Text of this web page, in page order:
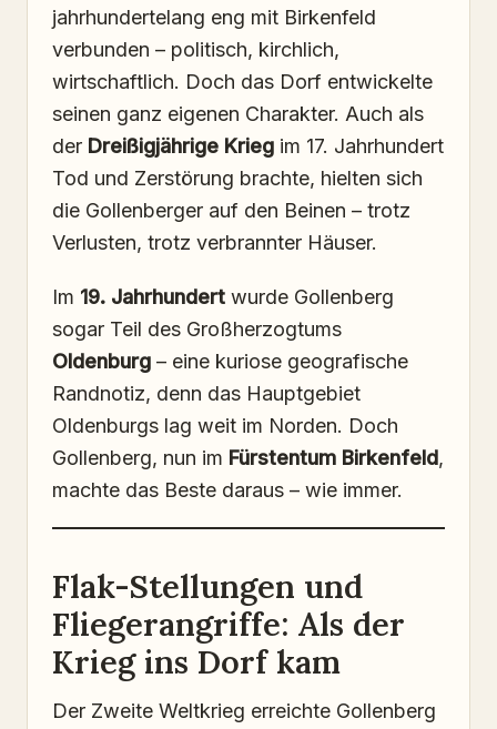
jahrhundertelang eng mit Birkenfeld
verbunden – politisch, kirchlich,
wirtschaftlich. Doch das Dorf entwickelte
seinen ganz eigenen Charakter. Auch als
der Dreißigjährige Krieg im 17. Jahrhundert
Tod und Zerstörung brachte, hielten sich
die Gollenberger auf den Beinen – trotz
Verlusten, trotz verbrannter Häuser.
Im 19. Jahrhundert wurde Gollenberg
sogar Teil des Großherzogtums
Oldenburg – eine kuriose geografische
Randnotiz, denn das Hauptgebiet
Oldenburgs lag weit im Norden. Doch
Gollenberg, nun im Fürstentum Birkenfeld,
machte das Beste daraus – wie immer.
Flak-Stellungen und
Fliegerangriffe: Als der
Krieg ins Dorf kam
Der Zweite Weltkrieg erreichte Gollenberg